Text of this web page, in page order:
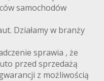
samochodów
Działamy w branży
sprawia , że
przed sprzedażą
z możliwością